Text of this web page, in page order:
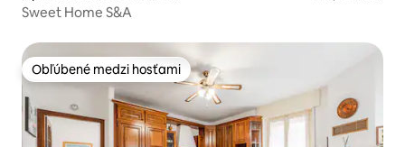
Sweet Home S&A
Obľúbené medzi hosťami
Obľúbené medzi hosťami